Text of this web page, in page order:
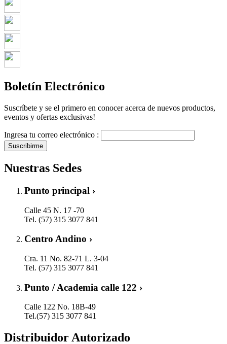
Boletín Electrónico
Suscríbete y se el primero en conocer acerca de nuevos productos,
eventos y ofertas exclusivas!
Ingresa tu correo electrónico :
Suscribirme
Nuestras Sedes
Punto principal ›
Calle 45 N. 17 -70
Tel. (57) 315 3077 841
Centro Andino ›
Cra. 11 No. 82-71 L. 3-04
Tel. (57) 315 3077 841
Punto / Academia calle 122 ›
Calle 122 No. 18B-49
Tel.(57) 315 3077 841
Distribuidor Autorizado